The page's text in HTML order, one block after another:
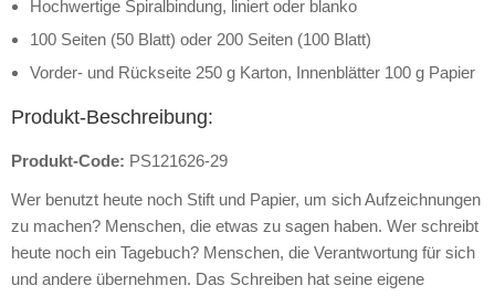
Hochwertige Spiralbindung, liniert oder blanko
100 Seiten (50 Blatt) oder 200 Seiten (100 Blatt)
Vorder- und Rückseite 250 g Karton, Innenblätter 100 g Papier
Produkt-Beschreibung:
Produkt-Code: PS121626-29
Wer benutzt heute noch Stift und Papier, um sich Aufzeichnungen
zu machen? Menschen, die etwas zu sagen haben. Wer schreibt
heute noch ein Tagebuch? Menschen, die Verantwortung für sich
und andere übernehmen. Das Schreiben hat seine eigene